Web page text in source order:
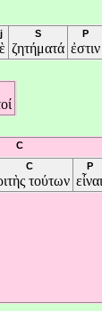
S
ζητήματά
P
ἐστιν
C
C
τούτων
P
εἶναι